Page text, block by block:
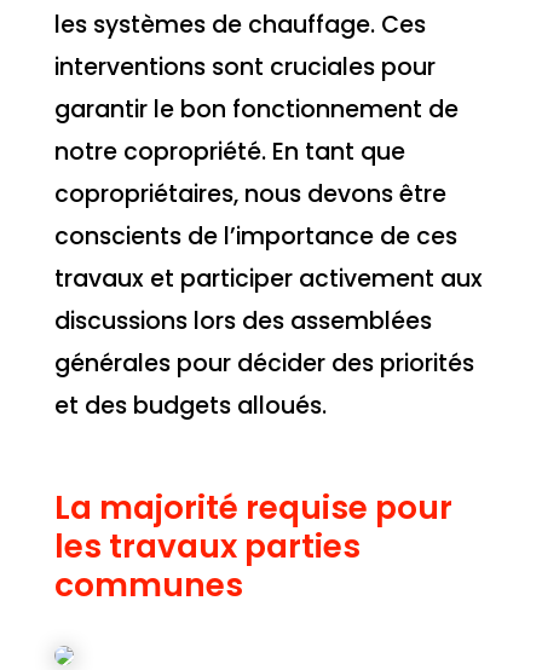
les systèmes de chauffage. Ces
interventions sont cruciales pour
garantir le bon fonctionnement de
notre copropriété. En tant que
copropriétaires, nous devons être
conscients de l’importance de ces
travaux et participer activement aux
discussions lors des assemblées
générales pour décider des priorités
et des budgets alloués.
La majorité requise pour
les travaux parties
communes